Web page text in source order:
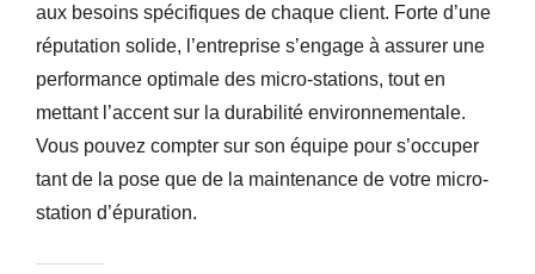
aux besoins spécifiques de chaque client. Forte d’une
réputation solide, l’entreprise s’engage à assurer une
performance optimale des micro-stations, tout en
mettant l’accent sur la durabilité environnementale.
Vous pouvez compter sur son équipe pour s’occuper
tant de la pose que de la maintenance de votre micro-
station d’épuration.